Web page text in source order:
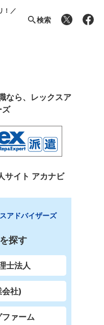
！／
検索
アドバイザーズ
探す
士法人
社)
ファーム